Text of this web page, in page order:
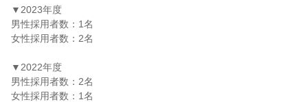
▼2023年度
男性採用者数：1名
女性採用者数：2名
▼2022年度
男性採用者数：2名
女性採用者数：1名